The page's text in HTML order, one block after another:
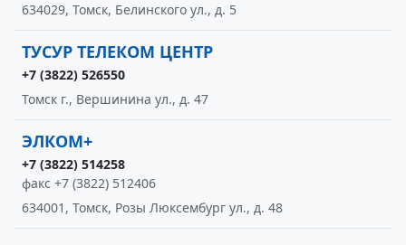
634029, Томск, Белинского ул., д. 5
ТУСУР ТЕЛЕКОМ ЦЕНТР
+7 (3822) 526550
Томск г., Вершинина ул., д. 47
ЭЛКОМ+
+7 (3822) 514258
факс +7 (3822) 512406
634001, Томск, Розы Люксембург ул., д. 48